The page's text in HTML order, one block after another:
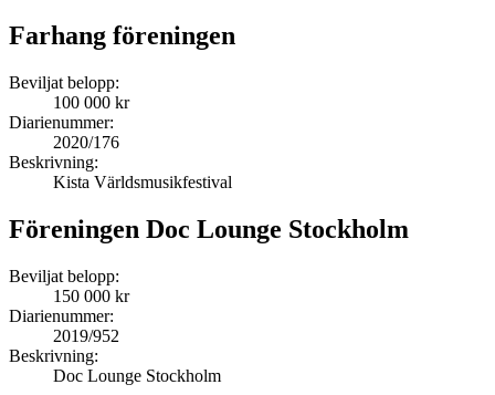
Farhang föreningen
Beviljat belopp:
100 000 kr
Diarienummer:
2020/176
Beskrivning:
Kista Världsmusikfestival
Föreningen Doc Lounge Stockholm
Beviljat belopp:
150 000 kr
Diarienummer:
2019/952
Beskrivning:
Doc Lounge Stockholm